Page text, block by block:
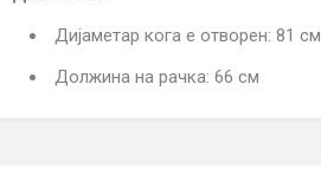
Дијаметар кога е отворен: 81 см
Должина на рачка: 66 см